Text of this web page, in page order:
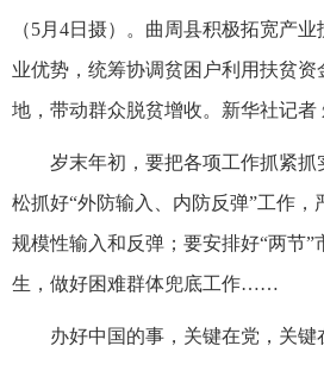
（5月4日摄）。曲周县积极拓宽产
业优势，统筹协调贫困户利用扶贫
地，带动群众脱贫增收。新华社记者
岁末年初，要把各项工作抓紧
松抓好“外防输入、内防反弹”工作，
规模性输入和反弹；要安排好“两节”
生，做好困难群体兜底工作……
办好中国的事，关键在党，关键